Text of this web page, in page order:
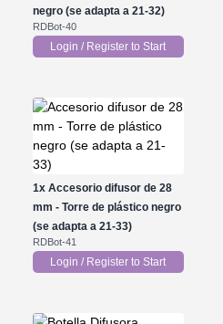
negro (se adapta a 21-32)
RDBot-40
Login / Register to Start
1xAccesorio difusor de 28
mm - Torre de plástico negro
(se adapta a 21-33)
RDBot-41
Login / Register to Start